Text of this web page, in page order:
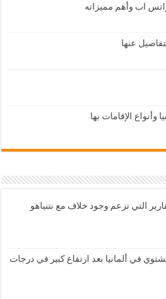
اب وأهم مميزاته
الإقامات بها
التي تزعم وجود خلاف مع نتنياهو
في ألمانيا بعد ارتفاع كبير في درجات